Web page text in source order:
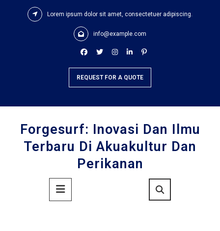
Lorem ipsum dolor sit amet, consectetuer adipiscing.
info@example.com
REQUEST FOR A QUOTE
Forgesurf: Inovasi Dan Ilmu
Terbaru Di Akuakultur Dan
Perikanan
Primary
Menu